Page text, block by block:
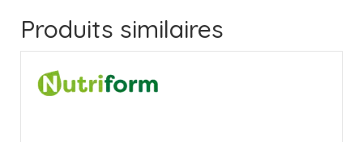
Produits similaires